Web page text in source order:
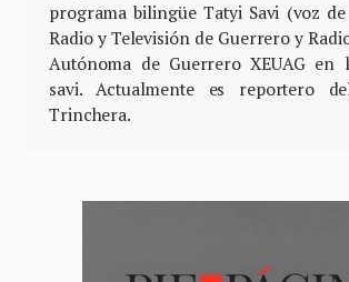
programa bilingüe Tatyi Savi (voz
Radio y Televisión de Guerrero y
Autónoma de Guerrero XEUAG en
savi. Actualmente es reportero
Trinchera.